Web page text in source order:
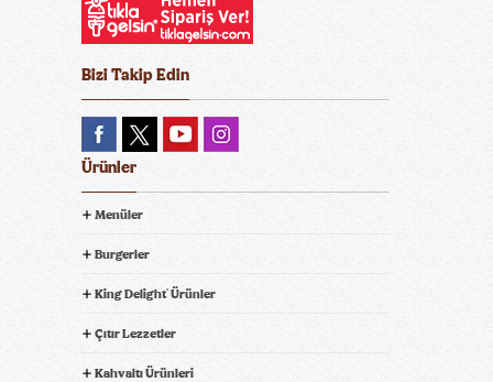
Bizi Takip Edin
Ürünler
Menüler
Burgerler
King Delight® Ürünler
Çıtır Lezzetler
Kahvaltı Ürünleri